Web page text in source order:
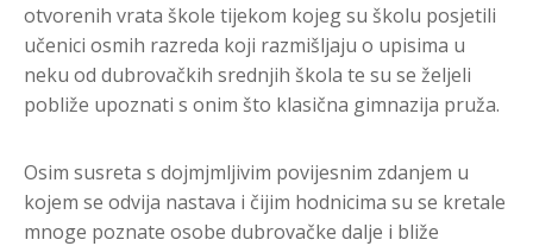
otvorenih vrata škole tijekom kojeg su školu posjetili
učenici osmih razreda koji razmišljaju o upisima u
neku od dubrovačkih srednjih škola te su se željeli
pobliže upoznati s onim što klasična gimnazija pruža.
Osim susreta s dojmjmljivim povijesnim zdanjem u
kojem se odvija nastava i čijim hodnicima su se kretale
mnoge poznate osobe dubrovačke dalje i bliže